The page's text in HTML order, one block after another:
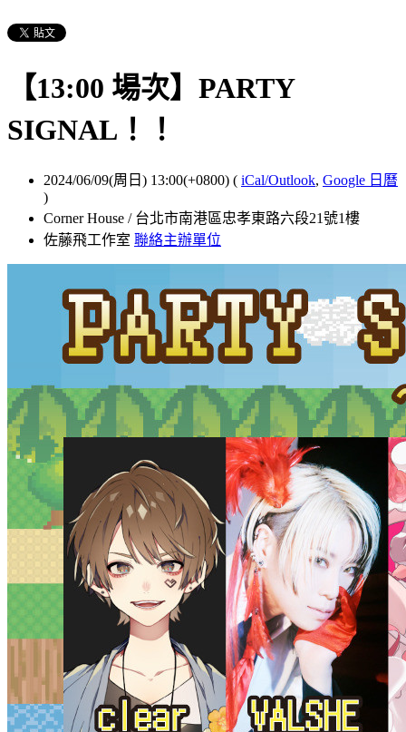
【13:00 場次】PARTY
SIGNAL！！
2024/06/09(周日) 13:00(+0800) ( iCal/Outlook, Google 日曆
)
Corner House / 台北市南港區忠孝東路六段21號1樓
佐藤飛工作室 聯絡主辦單位